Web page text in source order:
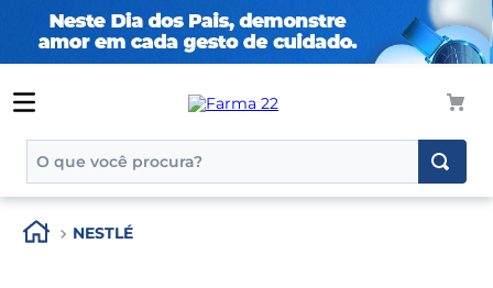
TERMOS MAIS BUSCADOS
1º
tadalafila
NESTLÉ